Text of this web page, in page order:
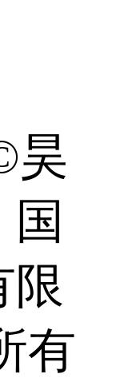
昊
限
有